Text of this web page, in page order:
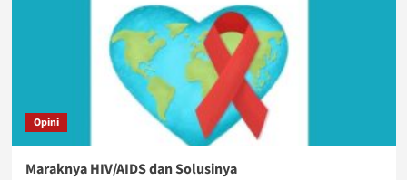
Opini
Maraknya HIV/AIDS dan Solusinya